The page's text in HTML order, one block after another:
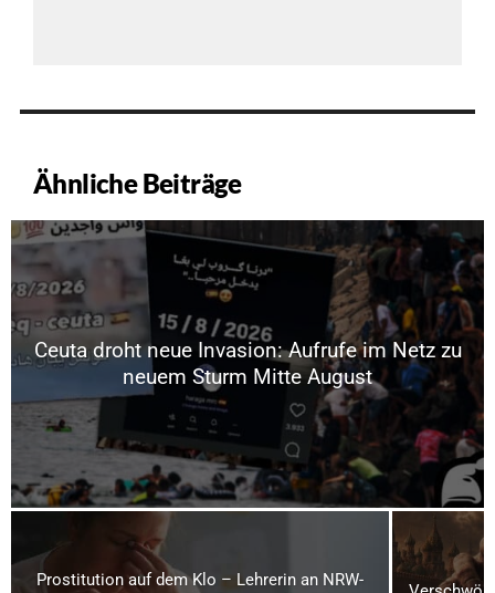
Ähnliche Beiträge
Ceuta droht neue Invasion: Aufrufe im Netz zu
neuem Sturm Mitte August
Prostitution auf dem Klo – Lehrerin an NRW-